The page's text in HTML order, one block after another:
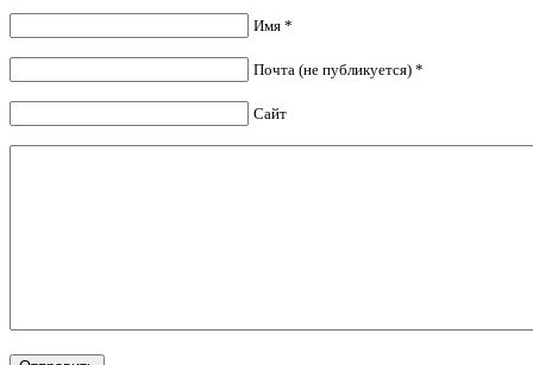
Имя *
Почта (не публикуется) *
Сайт